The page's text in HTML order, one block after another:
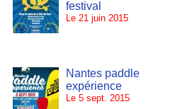
festival
Le 21 juin 2015
Nantes paddle
expérience
Le 5 sept. 2015